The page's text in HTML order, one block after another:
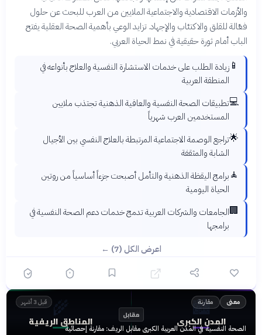
والأزمات الاقتصادية والاجتماعية الملايين من العرب للبحث عن حلول
فعّالة للقلق والاكتئاب والإجهاد. تزايد الوعي بأهمية الصحة العقلية يفتح
الباب أمام ثورة حقيقية في نمط الحياة العربي.
📱 زيادة الطلب على خدمات الاستشارة النفسية والعلاج بأنواعه في
المنطقة العربية
💻تطبيقات الصحة النفسية والعافية الذهنية تجتذب ملايين
المستخدمين العرب شهرياً
🌟تراجع الوصمة الاجتماعية المرتبطة بالعلاج النفسي بين الأجيال
الشابة والمثقفة
🧘برامج اليقظة الذهنية والتأمل أصبحت جزءاً أساسياً من روتين
الحياة اليومية
🏢الجامعات والشركات العربية تدمج خدمات دعم الصحة النفسية في
برامجها
اعرض الكل (7) ←
معنى مقارنة قبل 3 أشهر 🏙️
المدن الكبرى مقابل 🌾
المناطق الريفيةالصحة النفسية في المدن العربية الكبرى مقابل الريف: مقارنة إحصائية